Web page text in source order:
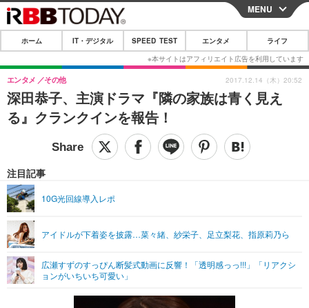
CLOSE
ホーム
IT・デジタル
IT・デジタルTOP スマートフォン
ショッピング その他
SPEED TEST
エンタメTOP 映画・ドラマ
グラビア ブログ
ショッピング その他
ライフTOP
リリース一覧
プッシュ通知の停止方法
MENU
ホーム IT・デジタル SPEED TEST エンタメ ライフ
深田恭子、主演ドラマ『隣の家族は青く見え
る』クランクインを報告！
エンタメ その他
注目記事
10G光回線導入レポ
アイドルが下着姿を披露…菜々緒、紗栄子、足立梨花、指原莉乃ら
広瀬すずのすっぴん断髪式動画に反響！「透明感っっ!!!」「リアクシ
ョンがいちいち可愛い」
2017.12.14（木）20:52